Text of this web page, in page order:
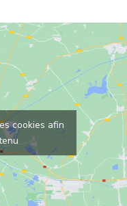
cookies afin